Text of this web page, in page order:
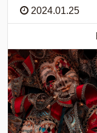
2024.01.25